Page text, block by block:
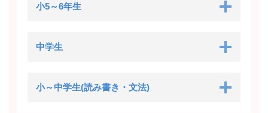
小5～6年生
中学生
小～中学生(読み書き・文法)